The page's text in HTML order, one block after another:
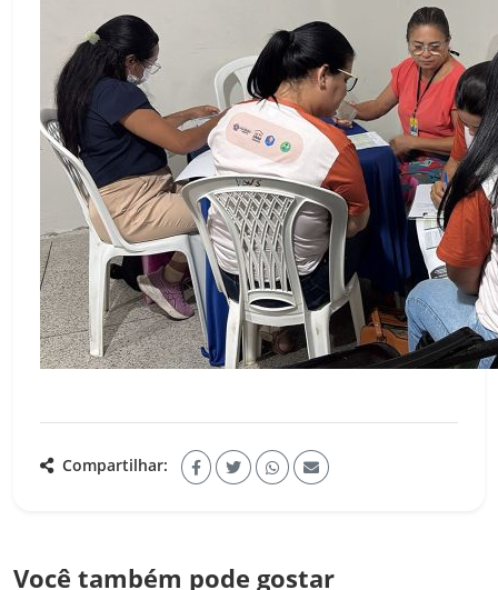
Compartilhar:
Você também pode gostar